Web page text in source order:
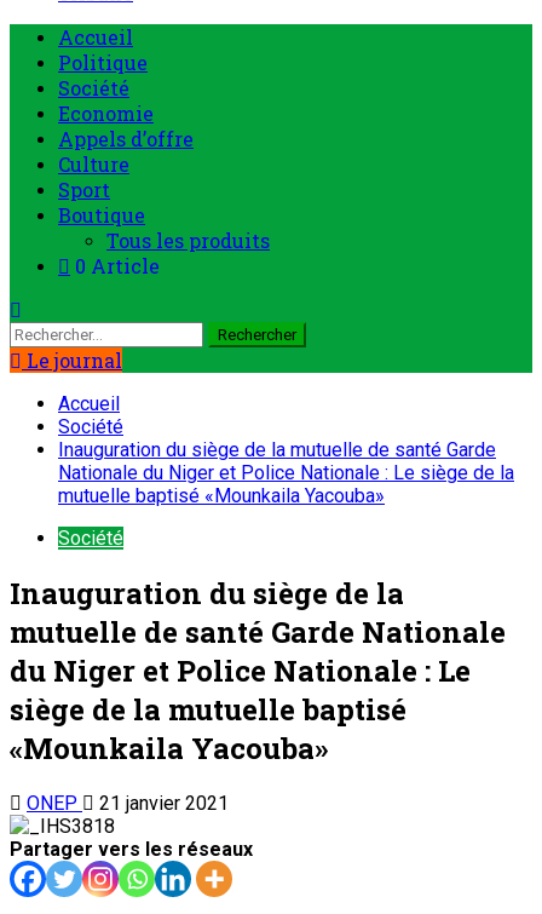
Accueil
Politique
Société
Economie
Appels d’offre
Culture
Sport
Boutique
Tous les produits
0 Article
Le journal
Accueil
Société
Inauguration du siège de la mutuelle de santé Garde
Nationale du Niger et Police Nationale : Le siège de la
mutuelle baptisé «Mounkaila Yacouba»
Société
Inauguration du siège de la
mutuelle de santé Garde Nationale
du Niger et Police Nationale : Le
siège de la mutuelle baptisé
«Mounkaila Yacouba»
ONEP
21 janvier 2021
Partager vers les réseaux